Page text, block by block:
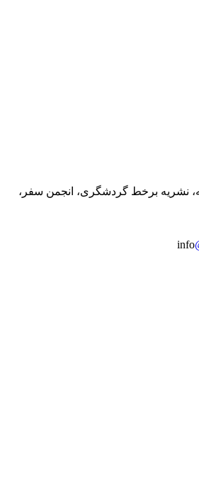
نشریه برخط گردشگری، انجمن سفر،